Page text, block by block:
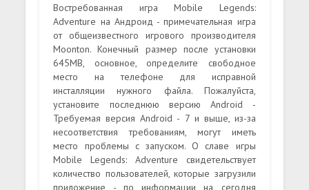
Востребованная игра Mobile Legends:
Adventure на Андроид - примечательная игра
от общеизвестного игрового производителя
Moonton. Конечный размер после установки
645MB, основное, определите свободное
место на телефоне для исправной
инсталляции нужного файла. Пожалуйста,
установите последнюю версию Android -
Требуемая версия Android - 7 и выше, из-за
несоответствия требованиям, могут иметь
место проблемы с запуском. О славе игры
Mobile Legends: Adventure свидетельствует
количество пользователей, которые загрузили
приложение - по информации на сегодня